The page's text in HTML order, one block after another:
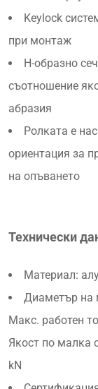
Keylock
при монтаж
H-образно
съотношение
абразия
Ролката е
ориентация за
на опъването
Технически
Материал:
Диаметър на
Макс. работен
Якост по малка
kN